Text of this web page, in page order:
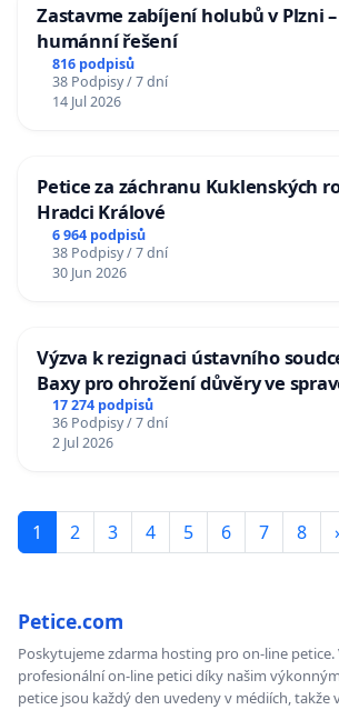
Zastavme zabíjení holubů v Plzni
humánní řešení
816 podpisů
38 Podpisy / 7 dní
14 Jul 2026
Petice za záchranu Kuklenských
Hradci Králové
6 964 podpisů
38 Podpisy / 7 dní
30 Jun 2026
Výzva k rezignaci ústavního
Baxy pro ohrožení důvěry ve
17 274 podpisů
36 Podpisy / 7 dní
2 Jul 2026
1 2 3 4 5 6 7 8
Petice.com
Poskytujeme zdarma hosting pro on-line
profesionální on-line petici díky našim
petice jsou každý den uvedeny v médiích, takže